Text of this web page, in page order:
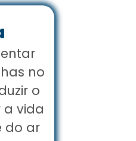
no
o
a vida
do ar